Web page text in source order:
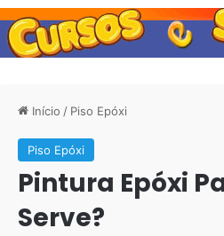
Início / Piso Epóxi
Piso Epóxi
Pintura Epóxi
Serve?